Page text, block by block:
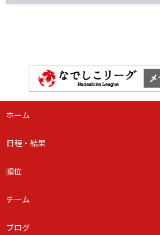
ホーム
日程・結果
順位
チーム
ブログ